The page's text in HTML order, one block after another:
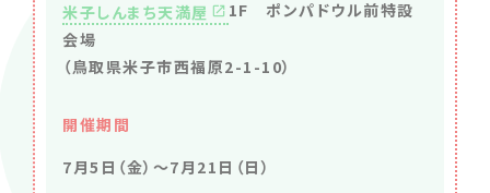
米子しんまち天満屋
1F ポンパドウル前特設
会場
（鳥取県米子市西福原2-1-10）
開催期間
7月5日（金）～7月21日（日）